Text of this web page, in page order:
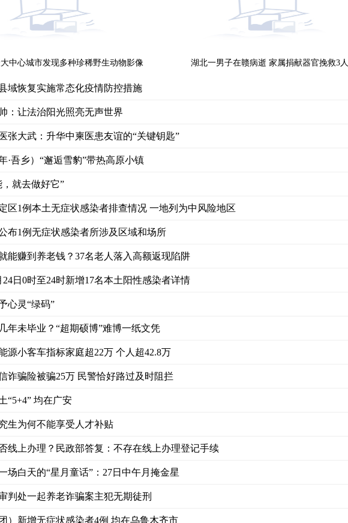
中心城市发现多种珍稀野生动物影像 湖北一男子在赣病逝 家属捐献器官挽救3人
域恢复实施常态化疫情防控措施
：让法治阳光照亮无声世界
张大武：升华中柬医患友谊的“关键钥匙”
·吾乡）“邂逅雪豹”带热高原小镇
就去做好它”
区1例本土无症状感染者排查情况 一地列为中风险地区
布1例无症状感染者所涉及区域和场所
能赚到养老钱？37名老人落入高额返现陷阱
24日0时至24时新增17名本土阳性感染者详情
心灵“绿码”
年未毕业？“超期硕博”难博一纸文凭
源小客车指标家庭超22万 个人超42.8万
诈骗险被骗25万 民警恰好路过及时阻拦
“5+4” 均在广安
生为何不能享受人才补贴
线上办理？民政部答复：不存在线上办理登记手续
场白天的“星月童话”：27日中午月掩金星
判处一起养老诈骗案主犯无期徒刑
）新增无症状感染者4例 均在乌鲁木齐市